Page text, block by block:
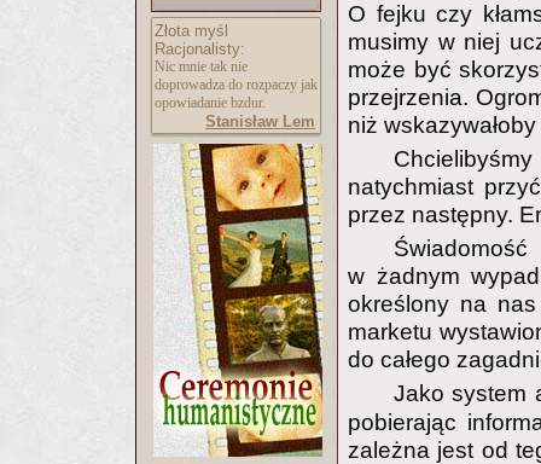
Złota myśl
Racjonalisty:
Nic mnie tak nie
doprowadza do rozpaczy jak
opowiadanie bzdur.
Stanisław Lem
O fejku czy
musimy w niej
może być
przejrzenia.
niż
natychmiast
przez następny.
w żadnym
określony na
marketu
do całego
Jako system
pobierając
zależna jest od